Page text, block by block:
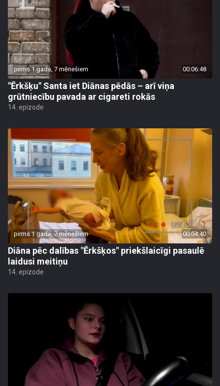
pirms 1 gada, 7 mēnešiem 00:06:48
"Ērkšķu" Santa iet Diānas pēdās – arī viņa
grūtniecību pavada ar cigareti rokās
14. epizode
pirms 1 gada, 7 mēnešiem 00:04:40
Diāna pēc dalības "Ērkšķos" priekšlaicīgi pasaulē
laidusi meitiņu
14. epizode